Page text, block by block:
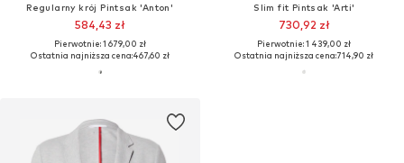
Regularny krój Pintsak 'Anton'
584,43 zł
Pierwotnie: 1 679,00 zł
Ostatnia najniższa cena:467,60 zł
Slim fit Pintsak 'Arti'
730,92 zł
Pierwotnie: 1 439,00 zł
Ostatnia najniższa cena:714,90 zł